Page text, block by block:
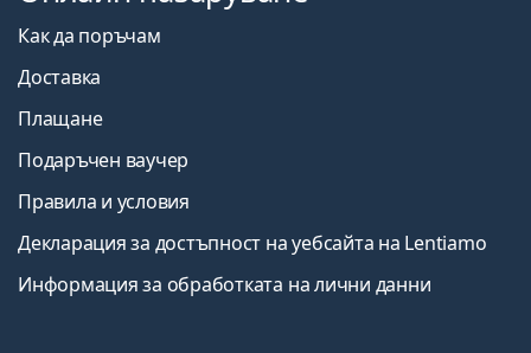
Как да поръчам
Доставка
Плащане
Подаръчен ваучер
Правила и условия
Декларация за достъпност на уебсайта на Lentiamo
Информация за обработката на лични данни